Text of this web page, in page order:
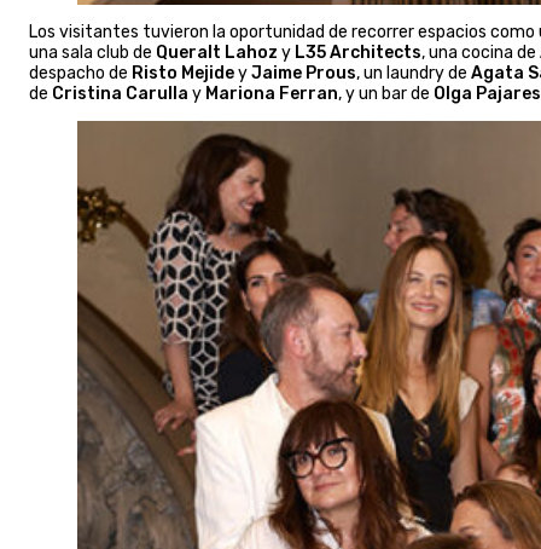
Los visitantes tuvieron la oportunidad de recorrer espacios
una sala club de Queralt Lahoz y L35 Architects, una cocina de
despacho de Risto MejideyJaime Prous, un laundry de Agata
de Cristina Carulla y Mariona Ferran, y un bar de Olga Pajares